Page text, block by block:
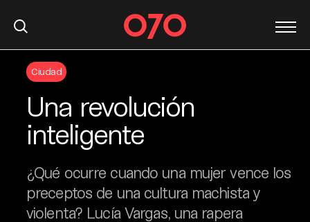
Ciudad
Una revolución
inteligente
¿Qué ocurre cuando una mujer vence los
preceptos de una cultura machista y
violenta? Lucía Vargas, una rapera